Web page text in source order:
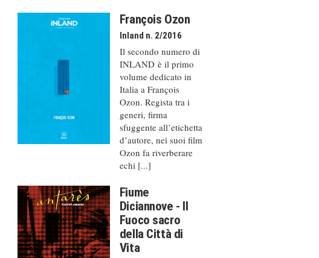
François Ozon
Inland n. 2/2016
Il secondo numero di
INLAND è il primo
volume dedicato in
Italia a François
Ozon. Regista tra i
generi, firma
sfuggente all’etichetta
d’autore, nei suoi film
Ozon fa riverberare
echi [...]
Fiume
Diciannove - Il
Fuoco sacro
della Città di
Vita